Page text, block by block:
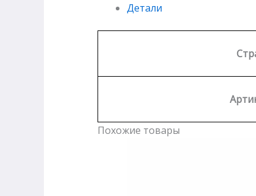
Детали
Похожие товары